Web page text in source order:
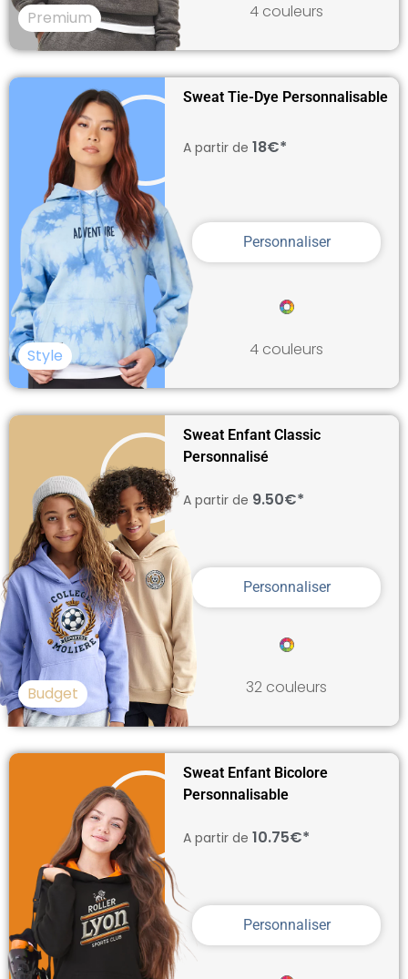
Premium 4 couleurs
Style
Sweat Tie-Dye Personnalisable
A partir de18€*
Personnaliser
4 couleurs
Budget
Sweat Enfant Classic
Personnalisé
A partir de 9.50€*
Personnaliser
32 couleurs
Sweat Enfant Bicolore
Personnalisable
A partir de10.75€*
Personnaliser